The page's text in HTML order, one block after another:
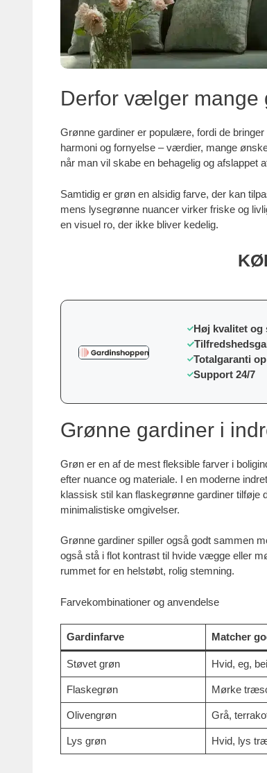
Derfor vælger mange
Grønne gardiner er populære, fordi de
harmoni og fornyelse – værdier, mange
når man vil skabe en behagelig og afslappet
Samtidig er grøn en alsidig farve, der kan
mens lysegrønne nuancer virker friske og
en visuel ro, der ikke bliver kedelig.
Høj kvalitet og
Totalgaranti
Support 24/7
Grønne gardiner i
Grøn er en af de mest fleksible farver i
efter nuance og materiale. I en moderne
klassisk stil kan flaskegrønne gardiner tilføje
minimalistiske omgivelser.
Grønne gardiner spiller også godt sammen
også stå i flot kontrast til hvide vægge eller
rummet for en helstøbt, rolig stemning.
Farvekombinationer og anvendelse
Gardinfarve Matcher
Støvet grøn Hvid, eg,
Flaskegrøn Mørke
Olivengrøn Grå,
Lys grøn Hvid, lys